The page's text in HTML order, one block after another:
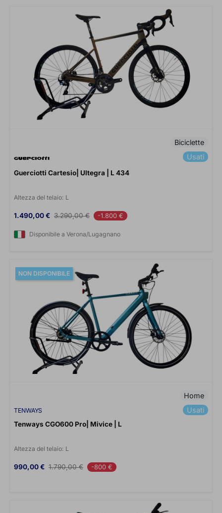
Biciclette
Usati
Guerciotti Cartesio| Ultegra | L 434
Altezza del telaio: L
Prezzo
1.490,00 € Prezzo base
3.290,00 € -1.800 €
Disponibile a Verona/Lugagnano
Home
TENWAYS Usati
Tenways CGO600 Pro| Mivice | L
Altezza del telaio: L
Prezzo
990,00 € Prezzo base
1.790,00 € -800 €
NON DISPONIBILE